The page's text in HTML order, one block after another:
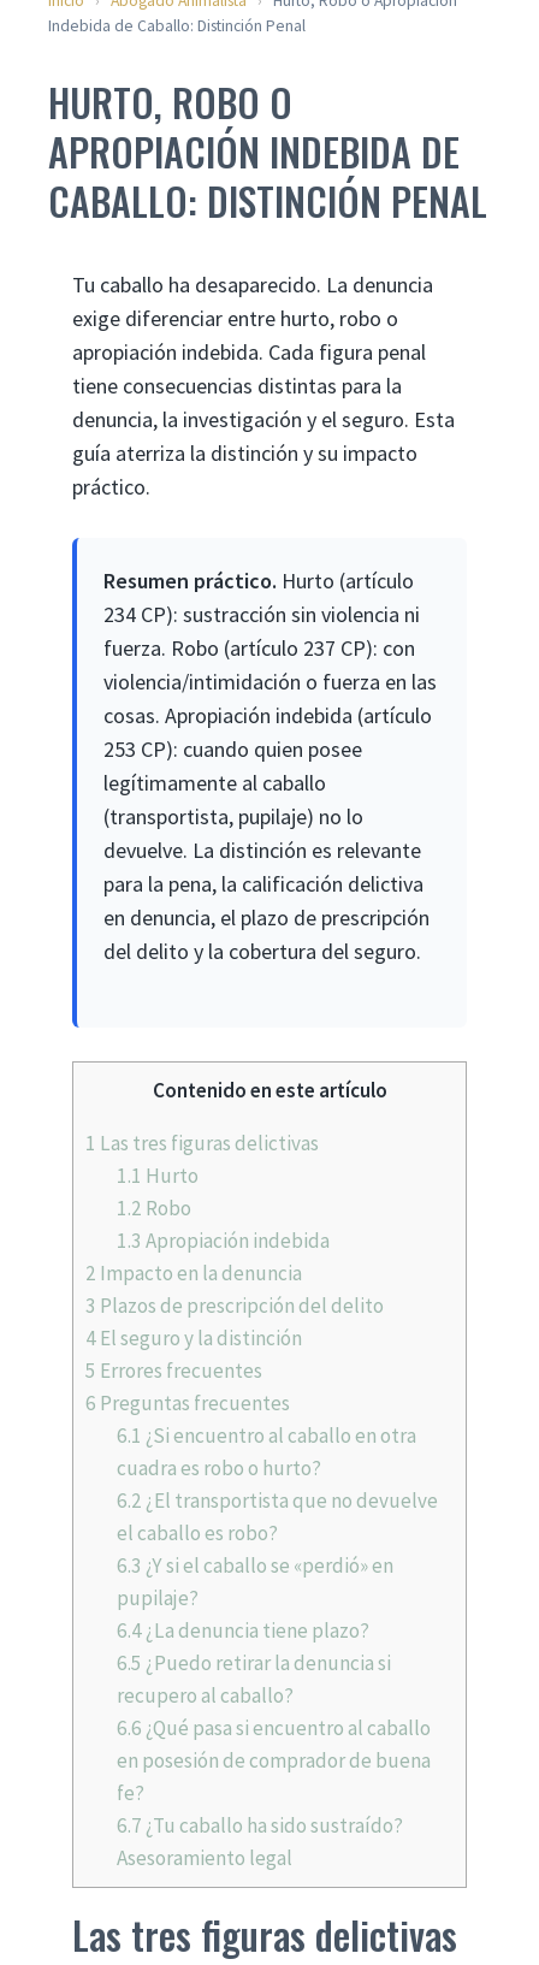
Indebida de Caballo: Distinción Penal
HURTO, ROBO O
APROPIACIÓN INDEBIDA DE
CABALLO: DISTINCIÓN PENAL
Tu caballo ha desaparecido. La denuncia
exige diferenciar entre hurto, robo o
apropiación indebida. Cada figura penal
tiene consecuencias distintas para la
denuncia, la investigación y el seguro. Esta
guía aterriza la distinción y su impacto
práctico.
Resumen práctico. Hurto (artículo
234 CP): sustracción sin violencia ni
fuerza. Robo (artículo 237 CP): con
violencia/intimidación o fuerza en las
cosas. Apropiación indebida (artículo
253 CP): cuando quien posee
legítimamente al caballo
(transportista, pupilaje) no lo
devuelve. La distinción es relevante
para la pena, la calificación delictiva
en denuncia, el plazo de prescripción
del delito y la cobertura del seguro.
Contenido en este artículo
1 Las tres figuras delictivas
1.1 Hurto
1.2 Robo
1.3 Apropiación indebida
2 Impacto en la denuncia
3 Plazos de prescripción del delito
4El seguro y la distinción
5 Errores frecuentes
6 Preguntas frecuentes
6.1 ¿Si encuentro al caballo en otra
cuadra es robo o hurto?
6.2 ¿El transportista que no devuelve
el caballo es robo?
6.3 ¿Y si el caballo se «perdió» en
pupilaje?
6.4¿La denuncia tiene plazo?
6.5 ¿Puedo retirar la denuncia si
recupero al caballo?
6.6 ¿Qué pasa si encuentro al caballo
en posesión de comprador de buena
fe?
6.7 ¿Tu caballo ha sido sustraído?
Asesoramiento legal
Las tres figuras delictivas